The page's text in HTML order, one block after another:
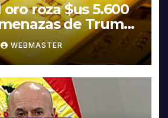
roza $us 5.600
de Trump
WEBMASTER